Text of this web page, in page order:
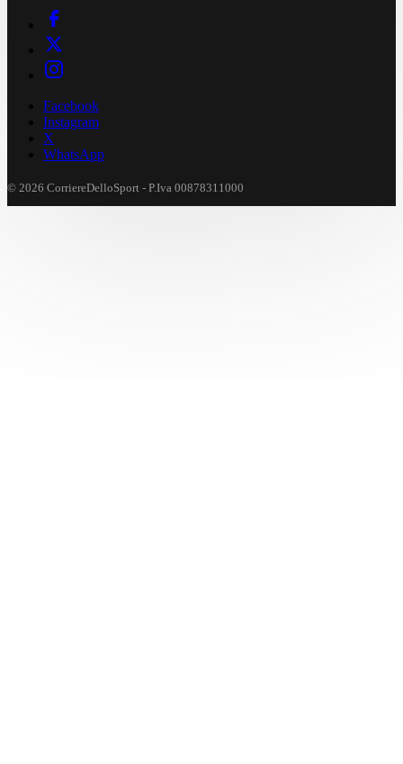
Facebook
Instagram
X
WhatsApp
© 2026 CorriereDelloSport - P.Iva 00878311000